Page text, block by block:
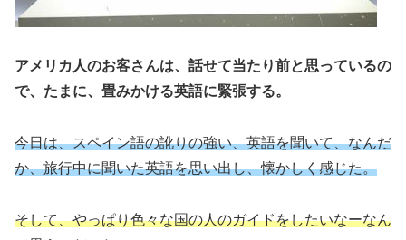
アメリカ人のお客さんは、話せて当たり前と思っているの
で、たまに、畳みかける英語に緊張する。
今日は、スペイン語の訛りの強い、英語を聞いて、なんだ
か、旅行中に聞いた英語を思い出し、懐かしく感じた。
そして、やっぱり色々な国の人のガイドをしたいなーなん